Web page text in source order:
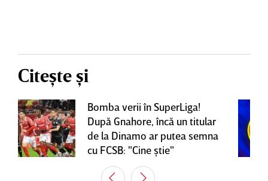
Citește și
Bomba verii în SuperLiga!
După Gnahore, încă un titular
de la Dinamo ar putea semna
cu FCSB: "Cine ştie"